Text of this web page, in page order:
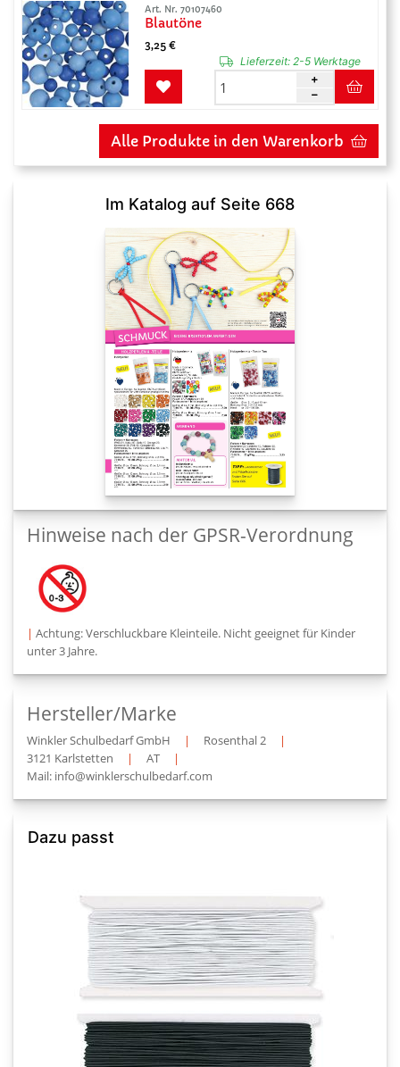
Art. Nr. 70107460
Blautöne
3,25 €
Lieferzeit:2-5 Werktage
Alle Produkte in den Warenkorb
Im Katalog auf Seite 668
Hinweise nach der GPSR-Verordnung
| Achtung: Verschluckbare Kleinteile. Nicht geeignet für Kinder
unter 3 Jahre.
Hersteller/Marke
Winkler Schulbedarf GmbH | Rosenthal 2
|
3121 Karlstetten
| AT
|
Mail: info@winklerschulbedarf.com
Dazu passt